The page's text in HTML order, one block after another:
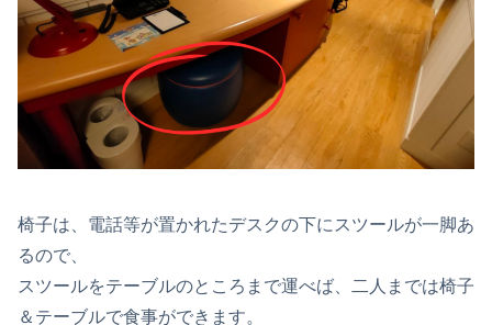
椅子は、電話等が置かれたデスクの下にスツールが一脚あ
るので、
スツールをテーブルのところまで運べば、二人までは椅子
＆テーブルで食事ができます。